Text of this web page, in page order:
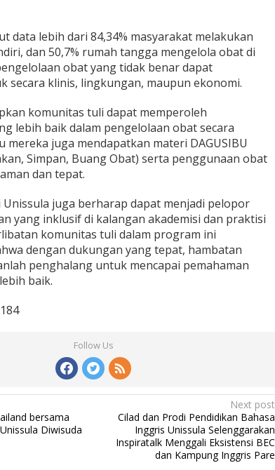
data lebih dari 84,34% masyarakat melakukan
dan 50,7% rumah tangga mengelola obat di
obat yang tidak benar dapat
secara klinis, lingkungan, maupun ekonomi.
komunitas tuli dapat memperoleh
lebih baik dalam pengelolaan obat secara
mereka juga mendapatkan materi DAGUSIBU
Simpan, Buang Obat) serta penggunaan obat
dan tepat.
Unissula juga berharap dapat menjadi pelopor
yang inklusif di kalangan akademisi dan praktisi
komunitas tuli dalam program ini
dengan dukungan yang tepat, hambatan
penghalang untuk mencapai pemahaman
baik.
Follow Us
bersama
Diwisuda
Next post
Cilad dan Prodi Pendidikan Bahasa
Inggris Unissula Selenggarakan
Inspiratalk Menggali Eksistensi BEC
dan Kampung Inggris Pare